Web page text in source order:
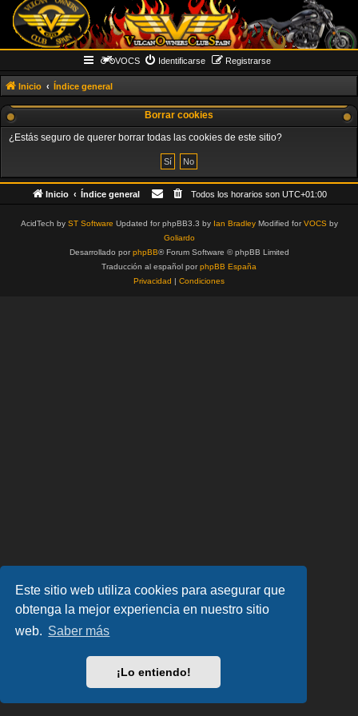
Este sitio web utiliza cookies para asegurar que
obtenga la mejor experiencia en nuestro sitio
web. Saber más
¡Lo entiendo!
VOCS Identificarse Registrarse
Inicio Índice general
Borrar cookies
¿Estás seguro de querer borrar todas las cookies de este sitio?
Inicio Índice general Todos los horarios son UTC+01:00
AcidTech by ST Software Updated for phpBB3.3 by Ian BradleyModified forVOCSby
Goliardo
Desarrollado porphpBB® Forum Software © phpBB Limited
Traducción al español porphpBB España
Privacidad | Condiciones